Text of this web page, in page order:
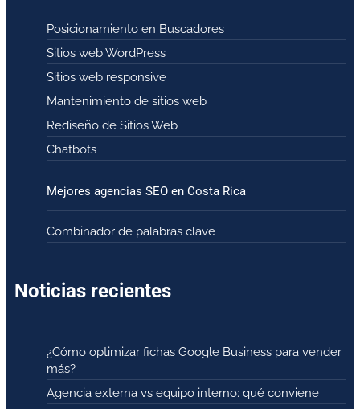
Posicionamiento en Buscadores
Sitios web WordPress
Sitios web responsive
Mantenimiento de sitios web
Rediseño de Sitios Web
Chatbots
Mejores agencias SEO en Costa Rica
Combinador de palabras clave
Noticias recientes
¿Cómo optimizar fichas Google Business para vender
más?
Agencia externa vs equipo interno: qué conviene